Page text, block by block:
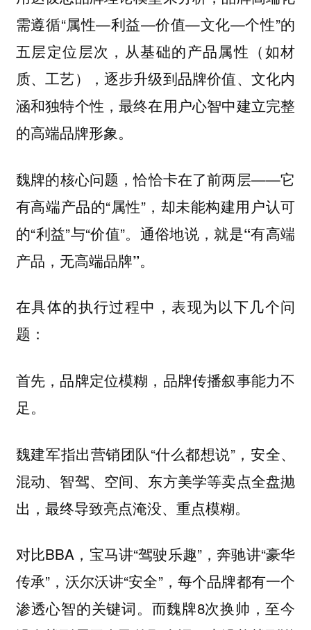
需遵循“属性—利益—价值—文化—个性”的
五层定位层次，从基础的产品属性（如材
质、工艺），逐步升级到品牌价值、文化内
涵和独特个性，最终在用户心智中建立完整
的高端品牌形象。
魏牌的核心问题，恰恰卡在了前两层——它
有高端产品的“属性”，却未能构建用户认可
的“利益”与“价值”。通俗地说，就是“有高端
产品，无高端品牌”。
在具体的执行过程中，表现为以下几个问
题：
首先，品牌定位模糊，品牌传播叙事能力不
足。
魏建军指出营销团队“什么都想说”，安全、
混动、智驾、空间、东方美学等卖点全盘抛
出，最终导致亮点淹没、重点模糊。
对比BBA，宝马讲“驾驶乐趣”，奔驰讲“豪华
传承”，沃尔沃讲“安全”，每个品牌都有一个
渗透心智的关键词。而魏牌8次换帅，至今